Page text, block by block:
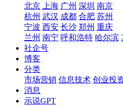
北京
上海 广州 深圳 南京
杭州 武汉 成都 合肥 苏州
宁波 西安 长沙 郑州 重庆
兰州 南宁 呼和浩特 哈尔滨
社企号
博客
分类
市场营销 信息技术 创业投
消息
示说GPT